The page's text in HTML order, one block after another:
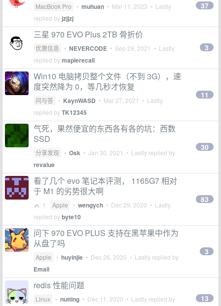
MacBook Pro • muhuan • Mar 11, 2023 • Lastly
replied by jzjjzj
37
三星 970 EVO Plus 2TB 骨折价
优惠信息 • NEVERCODE • Sep 29, 2021 • Lastly
replied bymaplerecall
3
Win10 电脑拷贝整个文件（不到 3G），速
度突然降为 0，等几秒才恢复
问与答 • KaynWASD • Mar 27, 2021 • Lastly
replied byTK12345
11
气死，果然便宜的东西各有各的坑：西数
SSD
分享发现 • Osk • Jan 30, 2021 • Lastly replied by
revalue
30
看了几个 evo 笔记本评测， 1165G7 相对
于 M1 的劣势很大啊
1 Apple • wengych • Dec 29, 2020 • Lastly
replied bybyte10
83
问下 970 EVO PLUS 支持在黑苹果中作为
从盘了吗
Apple • huyinjie • Dec 26, 2020 • Lastly replied by
Email
3
redis 性能问题
Linux • nutting • Dec 11, 2020 • Lastly replied by 13